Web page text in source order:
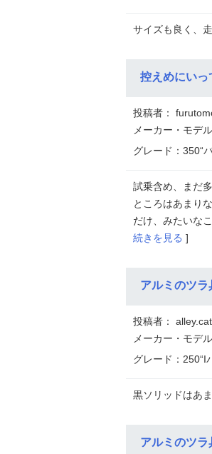
サイズも良く、
控えめにいっ
投稿者：
メーカー・モデ
グレード：350“
試乗含め、まだ
ところはあまり
だけ、みたいな
続きを見る ]
アルミのツ
投稿者：
メーカー・モデ
グレード：250“I
黒ソリッドはあ
アルミのツ